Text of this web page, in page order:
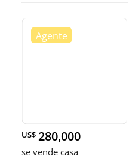
US$ 280,000
se vende casa